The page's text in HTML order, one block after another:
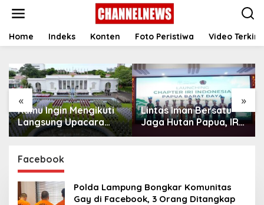
t
Home Indeks Konten Foto Peristiwa Video Terkini
« »
Kamu Ingin Mengikuti
Langsung Upacara
HUT Ke-81
Istana? Ini Link
Pendaftaran Resminya
di Sini
Lintas Iman Bersatu
Jaga Hutan Papua, IRI
Indonesia Resmikan
Facebook
Polda Lampung Bongkar Komunitas
Gay di Facebook, 3 Orang Ditangkap